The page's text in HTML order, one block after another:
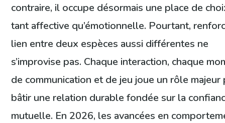
contraire, il occupe désormais une place de
tant affective qu’émotionnelle. Pourtant,
lien entre deux espèces aussi différentes ne
s’improvise pas. Chaque interaction, chaque
de communication et de jeu joue un rôle majeur
bâtir une relation durable fondée sur la
mutuelle. En 2026, les avancées en